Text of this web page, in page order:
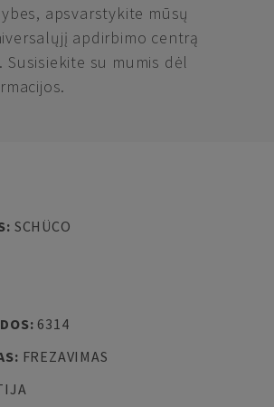
apsvarstykite mūsų
apdirbimo centrą
Susisiekite su mumis dėl
: SCHÜCO
: 6314
: FREZAVIMAS